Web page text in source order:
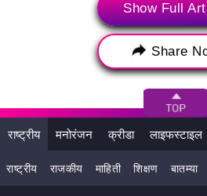
लिहिले की, 'रील बनवण्याच्या नादात
'आजकाल एस्केलेटरमध्ये रील्स बनवण्याचे
की,' सावधगिरी बाळगली पाहिजे.
Escalator Incident Video
Woman Falls From Escalator with
एस्केलेटर वर चढत असताना महिला मुलासह खाली
Show Full
Share
राष्ट्रीय मनोरंजन क्रीडा लाइफस्टाइल
राष्ट्रीय राजकीय माहिती शिक्षण बातम्या